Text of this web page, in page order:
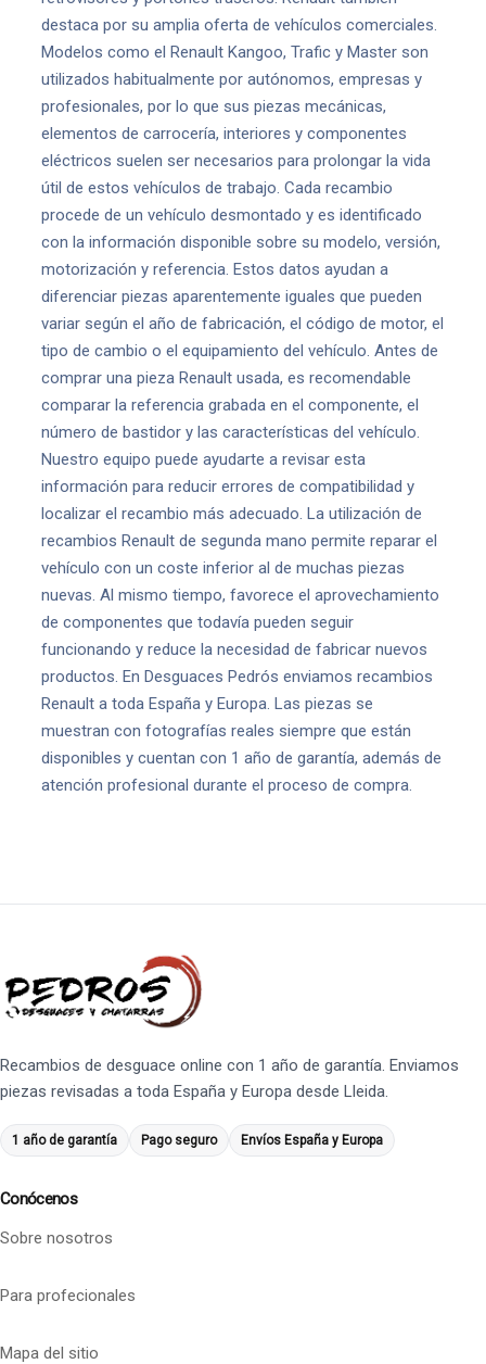
destaca por su amplia oferta de vehículos comerciales.
Modelos como el Renault Kangoo, Trafic y Master son
utilizados habitualmente por autónomos, empresas y
profesionales, por lo que sus piezas mecánicas,
elementos de carrocería, interiores y componentes
eléctricos suelen ser necesarios para prolongar la vida
útil de estos vehículos de trabajo. Cada recambio
procede de un vehículo desmontado y es identificado
con la información disponible sobre su modelo, versión,
motorización y referencia. Estos datos ayudan a
diferenciar piezas aparentemente iguales que pueden
variar según el año de fabricación, el código de motor, el
tipo de cambio o el equipamiento del vehículo. Antes de
comprar una pieza Renault usada, es recomendable
comparar la referencia grabada en el componente, el
número de bastidor y las características del vehículo.
Nuestro equipo puede ayudarte a revisar esta
información para reducir errores de compatibilidad y
localizar el recambio más adecuado. La utilización de
recambios Renault de segunda mano permite reparar el
vehículo con un coste inferior al de muchas piezas
nuevas. Al mismo tiempo, favorece el aprovechamiento
de componentes que todavía pueden seguir
funcionando y reduce la necesidad de fabricar nuevos
productos. En Desguaces Pedrós enviamos recambios
Renault a toda España y Europa. Las piezas se
muestran con fotografías reales siempre que están
disponibles y cuentan con 1 año de garantía, además de
atención profesional durante el proceso de compra.
Recambios de desguace online con 1 año de garantía. Enviamos
piezas revisadas a toda España y Europa desde Lleida.
1 año de garantía Pago seguro Envíos España y Europa
Conócenos
Sobre nosotros
Para profecionales
Mapa del sitio